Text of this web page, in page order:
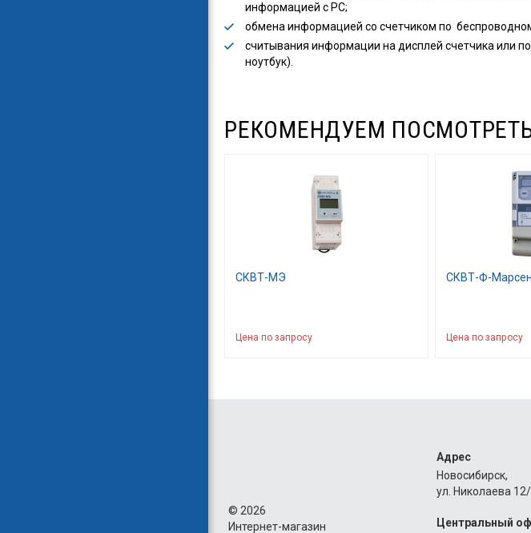
информацией с PC;
обмена информацией со счетчиком по
считывания информации на дисплей счетчика или
ноутбук).
РЕКОМЕНДУЕМ
СКВТ-МЭ
Цена по запросу
СКВТ-Ф-
Цена по запросу
© 2026
Интернет-магазин
Адрес
Новосибирск,
ул. Николаева
Центральный